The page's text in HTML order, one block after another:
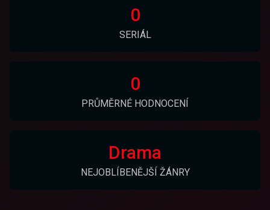
0
SERIÁL
0
PRŮMĚRNÉ HODNOCENÍ
Drama
NEJOBLÍBENĚJŠÍ ŽÁNRY